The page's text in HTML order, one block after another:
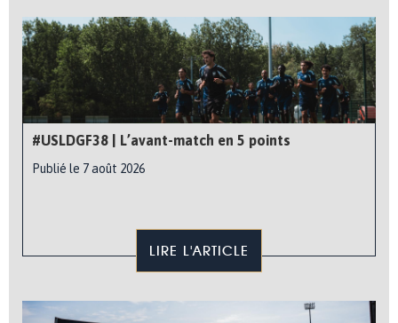
#USLDGF38 | L’avant-match en 5 points
Publié le 7 août 2026
LIRE L'ARTICLE